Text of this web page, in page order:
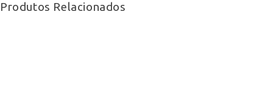
Produtos Relacionados